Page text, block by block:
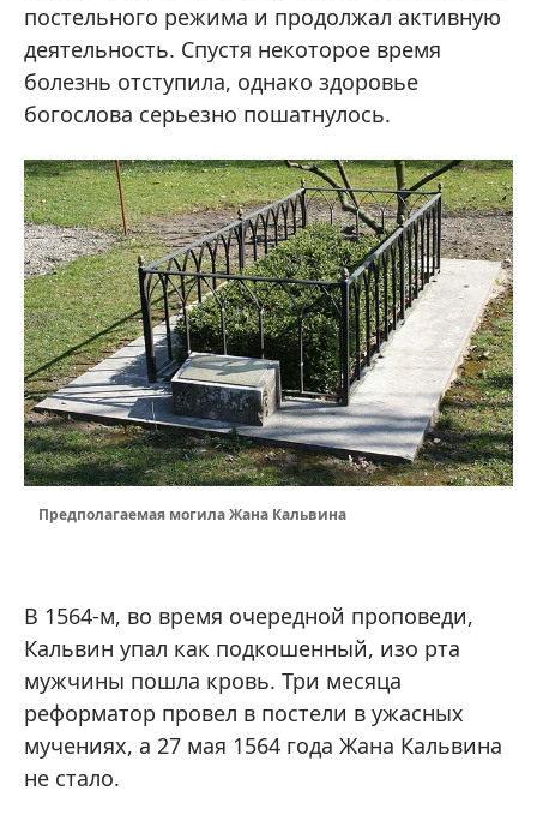
постельного режима и продолжал активную
деятельность. Спустя некоторое время
болезнь отступила, однако здоровье
богослова серьезно пошатнулось.
Предполагаемая могила Жана Кальвина
В 1564-м, во время очередной проповеди,
Кальвин упал как подкошенный, изо рта
мужчины пошла кровь. Три месяца
реформатор провел в постели в ужасных
мучениях, а 27 мая 1564 года Жана Кальвина
не стало.